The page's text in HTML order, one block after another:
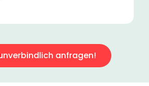
anfragen!